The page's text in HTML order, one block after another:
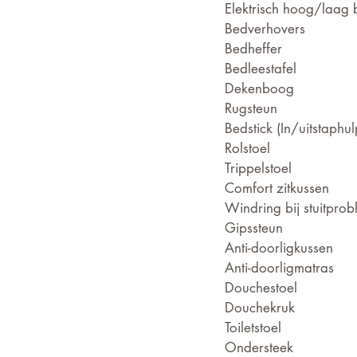
Elektrisch hoog/laag
Bedverhovers
Bedheffer
Bedleestafel
Dekenboog
Rugsteun
Bedstick (In/
Rolstoel
Trippelstoel
Comfort zitkussen
Windring bij
Gipssteun
Anti-doorligkussen
Anti-doorligmatras
Douchestoel
Douchekruk
Toiletstoel
Ondersteek